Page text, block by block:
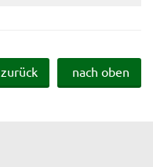
zurück nach oben